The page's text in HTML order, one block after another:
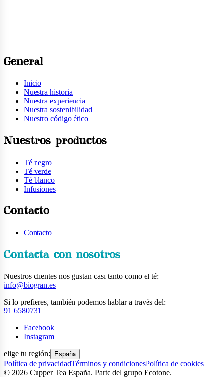
General
Inicio
Nuestra historia
Nuestra experiencia
Nuestra sostenibilidad
Nuestro código ético
Nuestros productos
Té negro
Té verde
Té blanco
Infusiones
Contacto
Contacto
Contacta con nosotros
Nuestros clientes nos gustan casi tanto como el té:
info@biogran.es
Si lo prefieres, también podemos hablar a través del:
91 6580731
Facebook
Instagram
elige tu región: España
Política de privacidadTérminos y condicionesPolítica de cookies
© 2026 Cupper Tea España. Parte del grupo Ecotone.